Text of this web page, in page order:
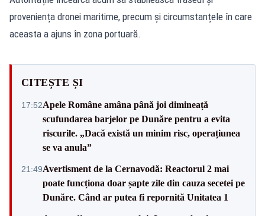
proveniența dronei maritime, precum și circumstanțele în care
aceasta a ajuns în zona portuară.
CITEȘTE ȘI
17:52Apele Române amâna până joi dimineață
scufundarea barjelor pe Dunăre pentru a evita
riscurile. „Dacă există un minim risc, operațiunea
se va anula”
21:49Avertisment de la Cernavodă: Reactorul 2 mai
poate funcționa doar șapte zile din cauza secetei pe
Dunăre. Când ar putea fi repornită Unitatea 1